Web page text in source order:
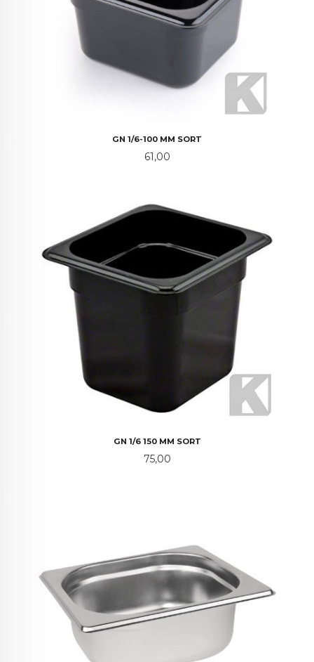
GN 1/6-100 MM SORT
Pris
61,00
GN 1/6 150 MM SORT
Pris
75,00